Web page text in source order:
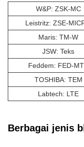
W&P: ZSK-MC
Leistritz: ZSE-
Maris: TM-W
JSW: Teks
Feddem: FED-
TOSHIBA: TEM
Labtech: LTE
Berbagai jenis